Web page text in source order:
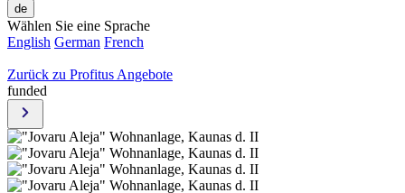
de
Wählen Sie eine Sprache
English German French
Zurück zu Profitus Angebote
funded